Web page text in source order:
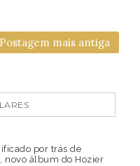
Postagem mais antiga
por trás de
novo álbum do Hozier